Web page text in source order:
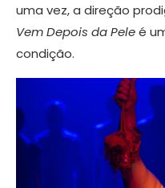
uma vez, a direção
Vem Depois da Peleé
condição.